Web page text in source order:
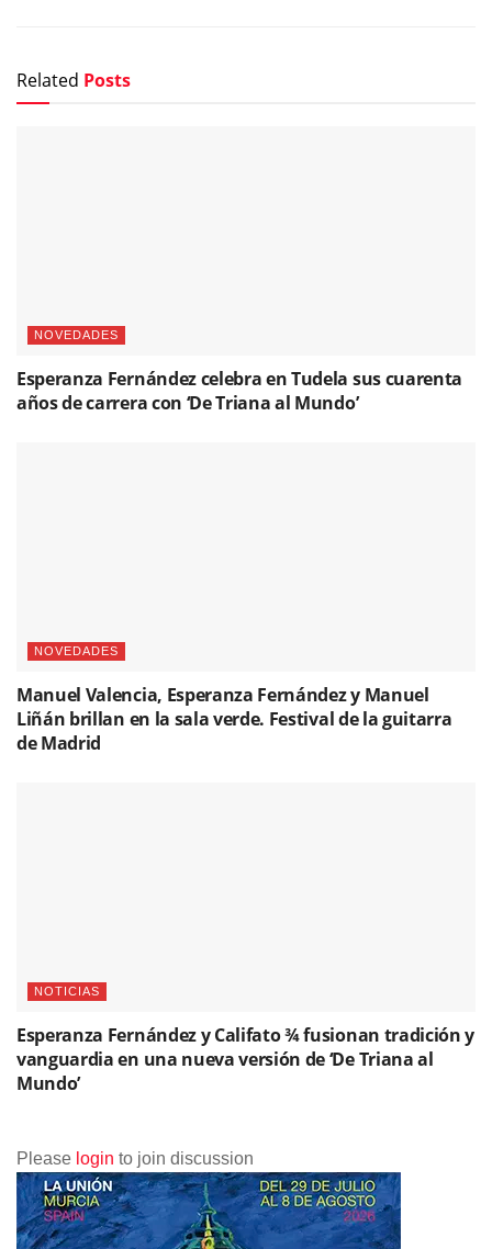
Related Posts
NOVEDADES
Esperanza Fernández celebra en Tudela sus cuarenta
años de carrera con ‘De Triana al Mundo’
NOVEDADES
Manuel Valencia, Esperanza Fernández y Manuel
Liñán brillan en la sala verde. Festival de la guitarra
de Madrid
NOTICIAS
Esperanza Fernández y Califato ¾ fusionan tradición y
vanguardia en una nueva versión de ‘De Triana al
Mundo’
Please login to join discussion